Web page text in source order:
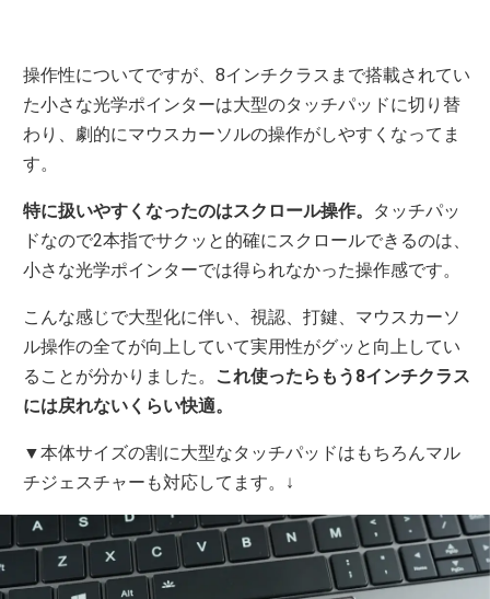
操作性についてですが、8インチクラスまで搭載されてい
た小さな光学ポインターは大型のタッチパッドに切り替
わり、劇的にマウスカーソルの操作がしやすくなってま
す。
特に扱いやすくなったのはスクロール操作。 タッチパッ
ドなので2本指でサクッと的確にスクロールできるのは、
小さな光学ポインターでは得られなかった操作感です。
こんな感じで大型化に伴い、視認、打鍵、マウスカーソ
ル操作の全てが向上していて実用性がグッと向上してい
ることが分かりました。 これ使ったらもう8インチクラス
には戻れないくらい快適。
▼本体サイズの割に大型なタッチパッドはもちろんマル
チジェスチャーも対応してます。↓